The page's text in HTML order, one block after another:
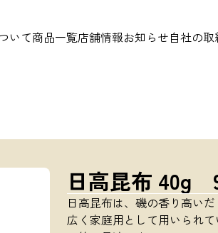
いて商品一覧店舗情報お知らせ自社の
日高昆布 40g
日高昆布は、磯の香り高い
広く家庭用として用いられ